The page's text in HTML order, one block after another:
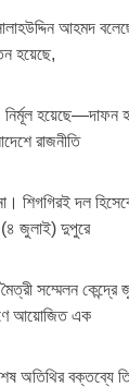
সালাহউদ্দিন আহমদ
হয়েছে,
নির্মূল হয়েছে—দাফন
রাজনীতি
শিগগিরই দল
(৪ জুলাই) দুপুরে
মৈত্রী সম্মেলন
আয়োজিত এক
অতিথির বক্তব্যে